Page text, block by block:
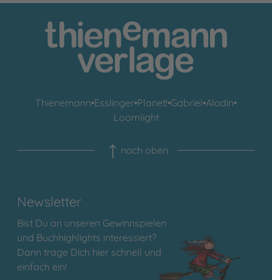
Thienemann•Esslinger•Planet!•Gabriel•Aladin•
Loomlight
nach oben
Newsletter
Bist Du an unseren Gewinnspielen
und Buchhighlights interessiert?
Dann trage Dich hier schnell und
einfach ein!